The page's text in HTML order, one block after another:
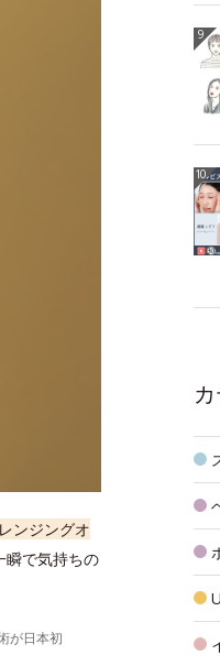
ンジングオ
瞬で気持ちの
が日本初